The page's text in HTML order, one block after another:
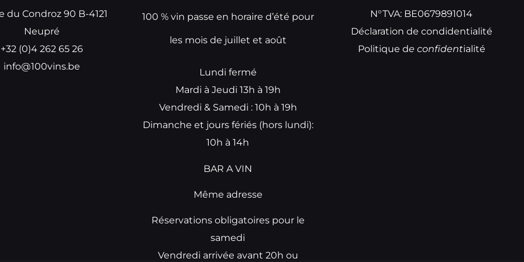
du Condroz 90 B-4121
Neupré
+32 (0)4 262 65 26
info@100vins.be
100 % vin passe en horaire d’été pour
les mois de juillet et août
Lundi fermé
Mardi à Jeudi 13h à 19h
Vendredi & Samedi : 10h à 19h
Dimanche et jours fériés (hors lundi):
10h à 14h
BAR A VIN
Même adresse
Réservations obligatoires pour le
samedi
Vendredi arrivée avant 20h ou
N°TVA: BE0679891014
Déclaration de condidentialité
Politique de confidentialité